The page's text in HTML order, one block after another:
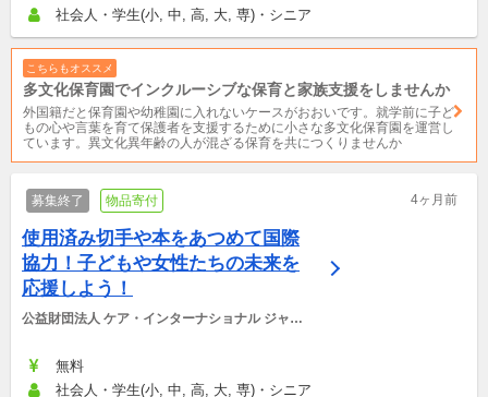
社会人・学生(小, 中, 高, 大, 専)・シニア
こちらもオススメ
多文化保育園でインクルーシブな保育と家族支援をしませんか
外国籍だと保育園や幼稚園に入れないケースがおおいです。就学前に子ど
もの心や言葉を育て保護者を支援するために小さな多文化保育園を運営し
ています。異文化異年齢の人が混ざる保育を共につくりませんか
募集終了 物品寄付 4ヶ月前
使用済み切手や本をあつめて国際
協力！子どもや女性たちの未来を
応援しよう！
公益財団法人 ケア・インターナショナル ジャパ
無料
社会人・学生(小, 中, 高, 大, 専)・シニア